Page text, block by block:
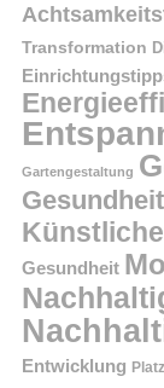
Transformation
Gartengestaltung
Gesundheit
Gesundheit
Entwicklung